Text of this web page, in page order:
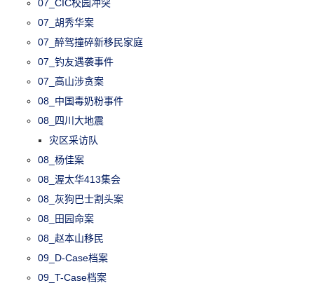
07_CIC校园冲突
07_胡秀华案
07_醉驾撞碎新移民家庭
07_钓友遇袭事件
07_高山涉贪案
08_中国毒奶粉事件
08_四川大地震
灾区采访队
08_杨佳案
08_渥太华413集会
08_灰狗巴士割头案
08_田园命案
08_赵本山移民
09_D-Case档案
09_T-Case档案